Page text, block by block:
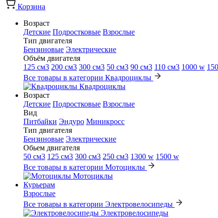
Корзина
Возраст
Детские Подростковые Взрослые
Тип двигателя
Бензиновые Электрические
Объём двигателя
125 см3 200 см3 300 см3 50 см3 90 см3 110 см3 1000 w
Все товары в категории Квадроциклы
Квадроциклы
Возраст
Детские Подростковые Взрослые
Вид
Питбайки Эндуро Миникросс
Тип двигателя
Бензиновые Электрические
Обьем двигателя
50 см3 125 см3 300 см3 250 см3 1300 w 1500 w
Все товары в категории Мотоциклы
Мотоциклы
Курьерам
Взрослые
Все товары в категории Электровелосипеды
Электровелосипеды